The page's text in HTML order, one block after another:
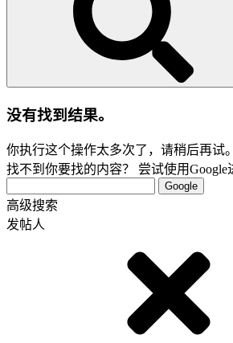
没有找到结果。
你执行这个操作太多次了，请稍后再试。
找不到你要找的内容？ 尝试使用Google
Google
高级搜索
发帖人